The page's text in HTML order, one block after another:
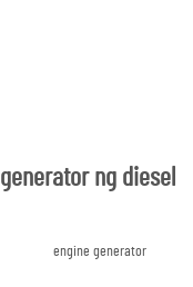
generator ng diesel
engine generator